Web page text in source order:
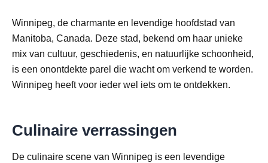
Winnipeg, de charmante en levendige hoofdstad van
Manitoba, Canada. Deze stad, bekend om haar unieke
mix van cultuur, geschiedenis, en natuurlijke schoonheid,
is een onontdekte parel die wacht om verkend te worden.
Winnipeg heeft voor ieder wel iets om te ontdekken.
Culinaire verrassingen
De culinaire scene van Winnipeg is een levendige